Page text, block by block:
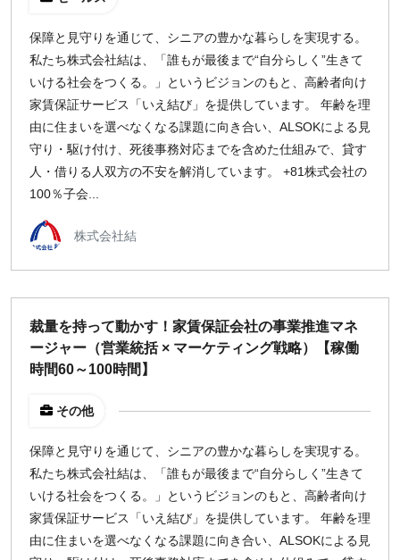
保障と見守りを通じて、シニアの豊かな暮らしを実現する。
私たち株式会社結は、「誰もが最後まで“自分らしく”生きて
いける社会をつくる。」というビジョンのもと、高齢者向け
家賃保証サービス「いえ結び」を提供しています。 年齢を理
由に住まいを選べなくなる課題に向き合い、ALSOKによる見
守り・駆け付け、死後事務対応までを含めた仕組みで、貸す
人・借りる人双方の不安を解消しています。 +81株式会社の
100％子会...
株式会社結
裁量を持って動かす！家賃保証会社の事業推進マネ
ージャー（営業統括 × マーケティング戦略）【稼働
時間60～100時間】
その他
保障と見守りを通じて、シニアの豊かな暮らしを実現する。
私たち株式会社結は、「誰もが最後まで“自分らしく”生きて
いける社会をつくる。」というビジョンのもと、高齢者向け
家賃保証サービス「いえ結び」を提供しています。 年齢を理
由に住まいを選べなくなる課題に向き合い、ALSOKによる見